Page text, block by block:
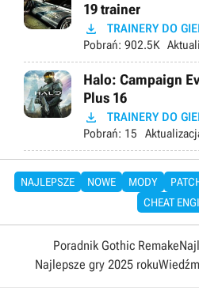
19 trainer
 TRAINERY DO
Pobrań: 902.5K
Halo: Campaign
Plus 16
 TRAINERY DO
Pobrań: 15
NAJLEPSZE NOWE MODY
CHEAT
Poradnik Gothic Remake
Najlepsze gry 2025 roku